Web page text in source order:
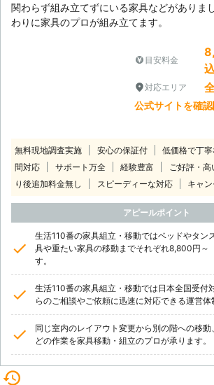
関わらず組み立てずにいる家具などがありま
わりに家具のプロが組み立てます。
目安料金
対応エリア
公式サイトを確認
無料現地調査実施 安心の保証付 低価格で丁
間対応
サポート万全 経験豊富 ご好評・
り後追加料金無し
スピーディーな対応 キャ
アピールポイント
生活110番の家具組立・移動ではベッドやタン
具や重たい家具の移動までそれぞれ8,800円～
す。
生活110番の家具組立・移動では日本全国受付
らのご相談やご依頼に迅速に対応できる運営体
同じ室内のレイアウト変更から別の階への移
どの作業を家具移動・組立のプロが承ります。